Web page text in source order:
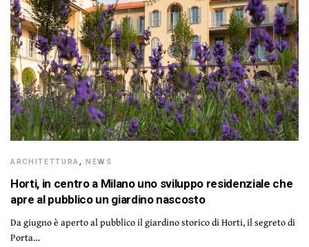
ARCHITETTURA,NEWS
Horti, in centro a Milano uno sviluppo residenziale che
apre al pubblico un giardino nascosto
Da giugno è aperto al pubblico il giardino storico di Horti, il segreto di
Porta…